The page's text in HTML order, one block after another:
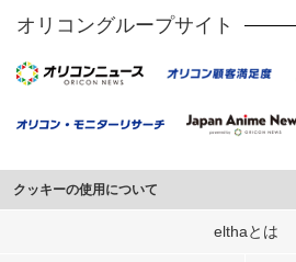
オリコングループサイト
クッキーの使用について
このサイトでは Cookie を使用して、ユーザー
elthaとは